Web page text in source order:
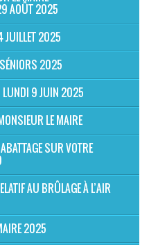
AOÛT 2025
JUILLET 2025
2025
LUNDI 9 JUIN 2025
LE MAIRE
SUR VOTRE
AU BRÛLAGE À L’AIR
2025